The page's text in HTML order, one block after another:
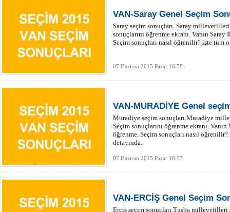
VAN-Saray Genel Seçim
Saray seçim sonuçları. Saray
sonuçlarını öğrenme ekranı. Vanın
Seçim sonuçları nasıl öğrenilir? işte tüm
07 Haziran 2015 Pazar 16:58
VAN-MURADİYE Genel
Muradiye seçim sonuçları.Muradiye
Seçim sonuçlarını öğrenme ekranı.
öğrenme. Seçim sonuçları nasıl
detayında.
07 Haziran 2015 Pazar 16:57
VAN-ERCİŞ Genel Seçim
Erciş seçim sonuçları.Tuşba millevetilleri